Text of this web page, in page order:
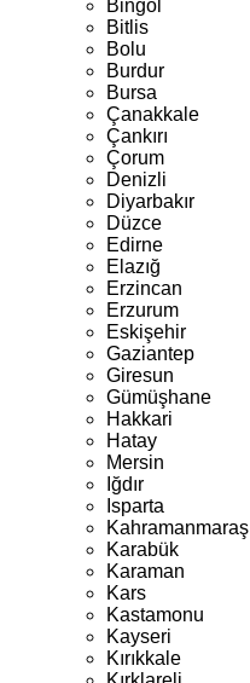
Bingöl
Bitlis
Bolu
Burdur
Bursa
Çanakkale
Çankırı
Çorum
Denizli
Diyarbakır
Düzce
Edirne
Elazığ
Erzincan
Erzurum
Eskişehir
Gaziantep
Giresun
Gümüşhane
Hakkari
Hatay
Mersin
Iğdır
Isparta
Kahramanmaraş
Karabük
Karaman
Kars
Kastamonu
Kayseri
Kırıkkale